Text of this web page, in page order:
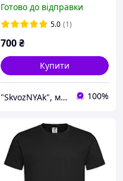
Готово до відправки
5.0 (1)
700₴
Купити
"SkvozNYAk", магазин аніме, манґи та коміксів 100%